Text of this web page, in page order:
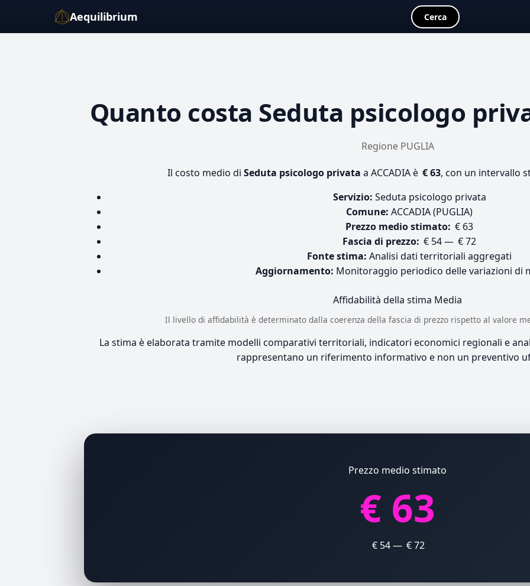
Aequilibrium Cerca
Quanto costa Seduta psicologo
Regione PUGLIA
Il costo medio di Seduta psicologo privata a ACCADIA è € 63, con un intervallo
Servizio: Seduta psicologo privata
Comune: ACCADIA (PUGLIA)
Prezzo medio stimato: € 63
Fascia di prezzo: € 54 — € 72
Fonte stima: Analisi dati territoriali aggregati
Aggiornamento: Monitoraggio periodico delle variazioni di
Affidabilità della stima Media
Il livello di affidabilità è determinato dalla coerenza della fascia di prezzo rispetto al valore
La stima è elaborata tramite modelli comparativi territoriali, indicatori economici regionali e
rappresentano un riferimento informativo e non un preventivo
Prezzo medio stimato
€ 63
€ 54 — € 72